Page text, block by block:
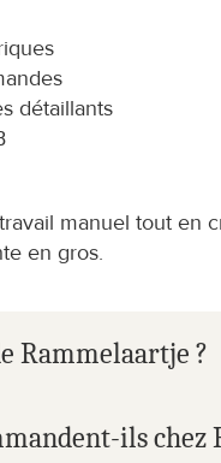
détaillants
manuel tout en
en gros.
Rammelaartje ?
ils chez